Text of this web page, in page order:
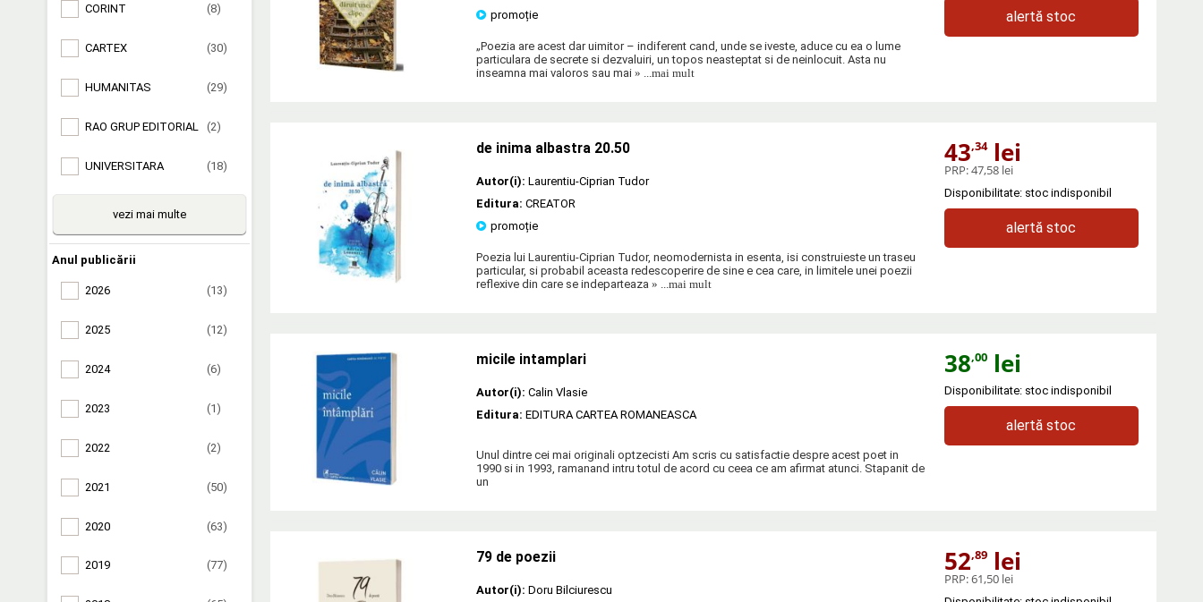
CORINT (8)
CARTEX (30)
HUMANITAS (29)
RAO GRUP EDITORIAL (2)
UNIVERSITARA (18)
vezi mai multe
Anul publicării
2026 (13)
2025 (12)
2024 (6)
2023 (1)
2022 (2)
2021 (50)
2020 (63)
2019 (77)
promoție
„Poezia are acest dar uimitor – indiferent cand, unde se iveste, aduce cu ea o lume
particulara de secrete si dezvaluiri, un topos neasteptat si de neinlocuit. Asta nu
inseamna mai valoros sau mai » ...mai mult
alertă stoc
de inima albastra 20.50
Autor(i): Laurentiu-Ciprian Tudor
Editura: CREATOR
promoție
Poezia lui Laurentiu-Ciprian Tudor, neomodernista in esenta, isi construieste un traseu
particular, si probabil aceasta redescoperire de sine e cea care, in limitele unei poezii
reflexive din care se indeparteaza » ...mai mult
43,34lei
PRP:47,58 lei
Disponibilitate: stoc indisponibil
alertă stoc
micile intamplari
Autor(i): Calin Vlasie
Editura: EDITURA CARTEA ROMANEASCA
Unul dintre cei mai originali optzecisti Am scris cu satisfactie despre acest poet in
1990 si in 1993, ramanand intru totul de acord cu ceea ce am afirmat atunci. Stapanit de
un
38,00lei
Disponibilitate: stoc indisponibil
alertă stoc
79 de poezii
Autor(i): Doru Bilciurescu
52,89lei
PRP:61,50 lei